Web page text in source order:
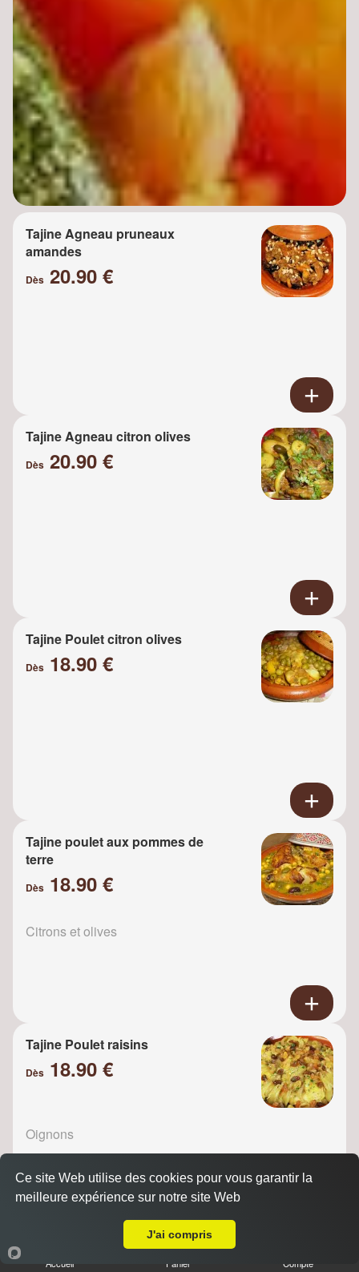
Tajine Agneau pruneaux
amandes
Dès 20.90 €
Tajine Agneau citron olives
Dès 20.90 €
Tajine Poulet citron olives
Dès 18.90 €
Tajine poulet aux pommes de
terre
Dès 18.90 €
Citrons et olives
Tajine Poulet raisins
Dès 18.90 €
Oignons
Tajine de poulet pruneaux et
amandes
Accueil Panier Compte
Ce site Web utilise des cookies pour vous garantir la
meilleure expérience sur notre site Web
J'ai compris